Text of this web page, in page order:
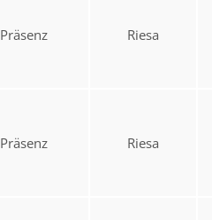
Präsenz Riesa
Präsenz Riesa